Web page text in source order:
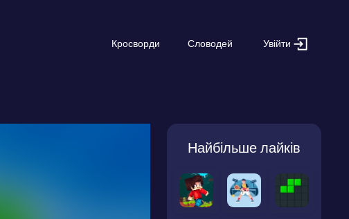
Кросворди Словодей Увійти
Найбільше лайків